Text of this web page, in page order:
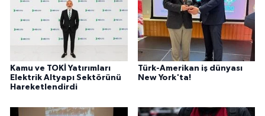
Kamu ve TOKİ Yatırımları
Elektrik Altyapı Sektörünü
Hareketlendirdi
Türk-Amerikan iş dünyası
New York'ta!